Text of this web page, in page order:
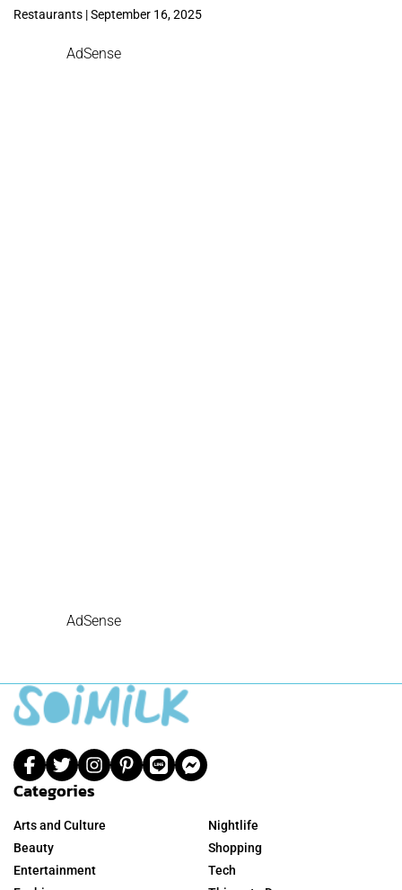
Restaurants | September 16, 2025
AdSense
AdSense
Categories
Arts and Culture
Beauty
Entertainment
Nightlife
Shopping
Tech